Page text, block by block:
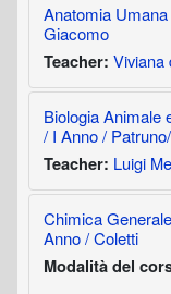
Anatomia
Giacomo
Teacher: Viviana
Biologia Animale
/ I Anno /
Teacher: Luigi
Chimica
Anno / Coletti
Modalità del